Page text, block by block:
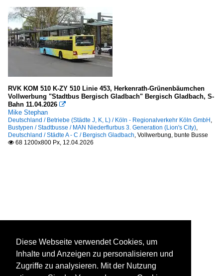
RVK KOM 510 K-ZY 510 Linie 453, Herkenrath-Grünenbäumchen
Vollwerbung "Stadtbus Bergisch Gladbach" Bergisch Gladbach, S-
Bahn 11.04.2026 
Mike Stephan
Deutschland / Betriebe (Städte J, K, L) / Köln - Regionalverkehr Köln GmbH,
Bustypen / Stadtbusse / MAN Niederflurbus 3. Generation (Lion's City),
Deutschland / Städte A - C / Bergisch Gladbach, Vollwerbung, bunte Busse
 68 1200x800 Px, 12.04.2026
Diese Webseite verwendet Cookies, um
Inhalte und Anzeigen zu personalisieren und
Zugriffe zu analysieren. Mit der Nutzung